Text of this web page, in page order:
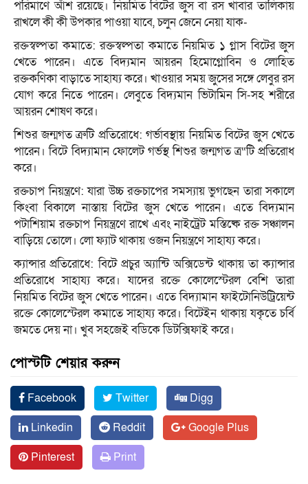
পরিমাণে আঁশ রয়েছে। নিয়মিত বিটের জুস বা রস খাবার তালিকায়
রাখলে কী কী উপকার পাওয়া যাবে, চলুন জেনে নেয়া যাক-
রক্তস্বল্পতা কমাতে: রক্তস্বল্পতা কমাতে নিয়মিত ১ গ্লাস বিটের জুস
খেতে পারেন। এতে বিদ্যমান আয়রন হিমোগ্লোবিন ও লোহিত
রক্তকণিকা বাড়াতে সাহায্য করে। খাওয়ার সময় জুসের সঙ্গে লেবুর রস
যোগ করে নিতে পারেন। লেবুতে বিদ্যমান ভিটামিন সি-সহ শরীরে
আয়রন শোষণ করে।
শিশুর জন্মগত ত্রুটি প্রতিরোধে: গর্ভাবস্থায় নিয়মিত বিটের জুস খেতে
পারেন। বিটে বিদ্যামান ফোলেট গর্ভস্থ শিশুর জন্মগত ত্র“টি প্রতিরোধ
করে।
রক্তচাপ নিয়ন্ত্রণে: যারা উচ্চ রক্তচাপের সমস্যায় ভুগছেন তারা সকালে
কিংবা বিকালে নাস্তায় বিটের জুস খেতে পারেন। এতে বিদ্যমান
পটাশিয়াম রক্তচাপ নিয়ন্ত্রণে রাখে এবং নাইট্রেট মস্তিষ্কে রক্ত সঞ্চালন
বাড়িয়ে তোলে। লো ফ্যাট থাকায় ওজন নিয়ন্ত্রণে সাহায্য করে।
ক্যান্সার প্রতিরোধে: বিটে প্রচুর অ্যান্টি অক্সিডেন্ট থাকায় তা ক্যান্সার
প্রতিরোধে সাহায্য করে। যাদের রক্তে কোলেস্টেরল বেশি তারা
নিয়মিত বিটের জুস খেতে পারেন। এতে বিদ্যামান ফাইটোনিউট্রিয়েন্ট
রক্তে কোলেস্টেরল কমাতে সাহায্য করে। বিটেইন থাকায় যকৃতে চর্বি
জমতে দেয় না। খুব সহজেই বডিকে ডিটক্সিফাই করে।
পোস্টটি শেয়ার করুন
Facebook Twitter
Digg
Linkedin
Reddit
Google Plus
Pinterest
Print